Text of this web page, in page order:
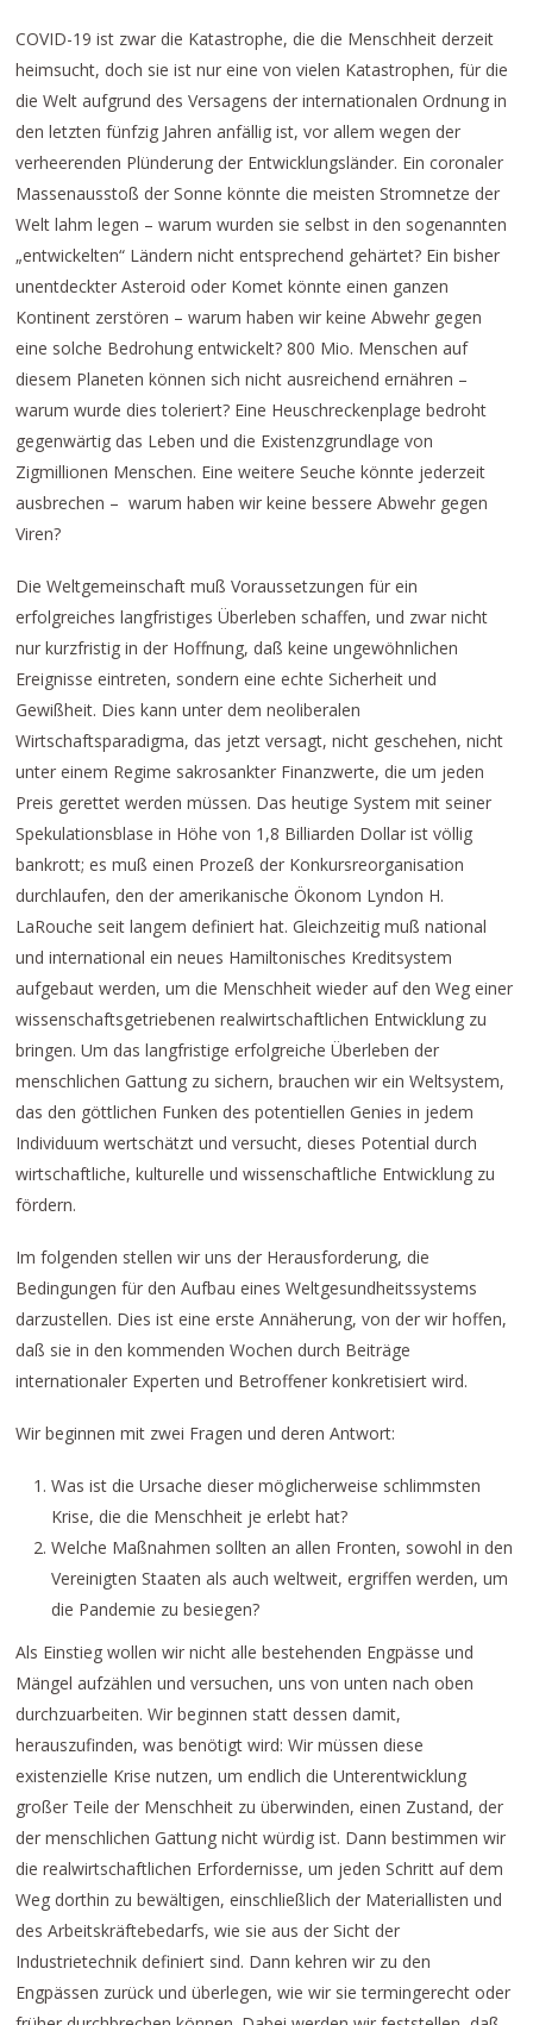
COVID-19 ist zwar die Katastrophe, die die Menschheit derzeit
heimsucht, doch sie ist nur eine von vielen Katastrophen, für die
die Welt aufgrund des Versagens der internationalen Ordnung in
den letzten fünfzig Jahren anfällig ist, vor allem wegen der
verheerenden Plünderung der Entwicklungsländer. Ein coronaler
Massenausstoß der Sonne könnte die meisten Stromnetze der
Welt lahm legen – warum wurden sie selbst in den sogenannten
„entwickelten“ Ländern nicht entsprechend gehärtet? Ein bisher
unentdeckter Asteroid oder Komet könnte einen ganzen
Kontinent zerstören – warum haben wir keine Abwehr gegen
eine solche Bedrohung entwickelt? 800 Mio. Menschen auf
diesem Planeten können sich nicht ausreichend ernähren –
warum wurde dies toleriert? Eine Heuschreckenplage bedroht
gegenwärtig das Leben und die Existenzgrundlage von
Zigmillionen Menschen. Eine weitere Seuche könnte jederzeit
ausbrechen – warum haben wir keine bessere Abwehr gegen
Viren?
Die Weltgemeinschaft muß Voraussetzungen für ein
erfolgreiches langfristiges Überleben schaffen, und zwar nicht
nur kurzfristig in der Hoffnung, daß keine ungewöhnlichen
Ereignisse eintreten, sondern eine echte Sicherheit und
Gewißheit. Dies kann unter dem neoliberalen
Wirtschaftsparadigma, das jetzt versagt, nicht geschehen, nicht
unter einem Regime sakrosankter Finanzwerte, die um jeden
Preis gerettet werden müssen. Das heutige System mit seiner
Spekulationsblase in Höhe von 1,8 Billiarden Dollar ist völlig
bankrott; es muß einen Prozeß der Konkursreorganisation
durchlaufen, den der amerikanische Ökonom Lyndon H.
LaRouche seit langem definiert hat. Gleichzeitig muß national
und international ein neues Hamiltonisches Kreditsystem
aufgebaut werden, um die Menschheit wieder auf den Weg einer
wissenschaftsgetriebenen realwirtschaftlichen Entwicklung zu
bringen. Um das langfristige erfolgreiche Überleben der
menschlichen Gattung zu sichern, brauchen wir ein Weltsystem,
das den göttlichen Funken des potentiellen Genies in jedem
Individuum wertschätzt und versucht, dieses Potential durch
wirtschaftliche, kulturelle und wissenschaftliche Entwicklung zu
fördern.
Im folgenden stellen wir uns der Herausforderung, die
Bedingungen für den Aufbau eines Weltgesundheitssystems
darzustellen. Dies ist eine erste Annäherung, von der wir hoffen,
daß sie in den kommenden Wochen durch Beiträge
internationaler Experten und Betroffener konkretisiert wird.
Wir beginnen mit zwei Fragen und deren Antwort:
Was ist die Ursache dieser möglicherweise schlimmsten
Krise, die die Menschheit je erlebt hat?
Welche Maßnahmen sollten an allen Fronten, sowohl in den
Vereinigten Staaten als auch weltweit, ergriffen werden, um
die Pandemie zu besiegen?
Als Einstieg wollen wir nicht alle bestehenden Engpässe und
Mängel aufzählen und versuchen, uns von unten nach oben
durchzuarbeiten. Wir beginnen statt dessen damit,
herauszufinden, was benötigt wird: Wir müssen diese
existenzielle Krise nutzen, um endlich die Unterentwicklung
großer Teile der Menschheit zu überwinden, einen Zustand, der
der menschlichen Gattung nicht würdig ist. Dann bestimmen wir
die realwirtschaftlichen Erfordernisse, um jeden Schritt auf dem
Weg dorthin zu bewältigen, einschließlich der Materiallisten und
des Arbeitskräftebedarfs, wie sie aus der Sicht der
Industrietechnik definiert sind. Dann kehren wir zu den
Engpässen zurück und überlegen, wie wir sie termingerecht oder